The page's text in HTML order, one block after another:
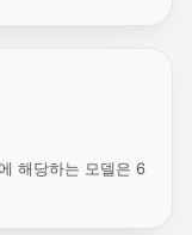
해당하는 모델은 6